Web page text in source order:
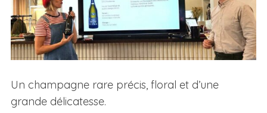
Un champagne rare précis, floral et d’une
grande délicatesse.